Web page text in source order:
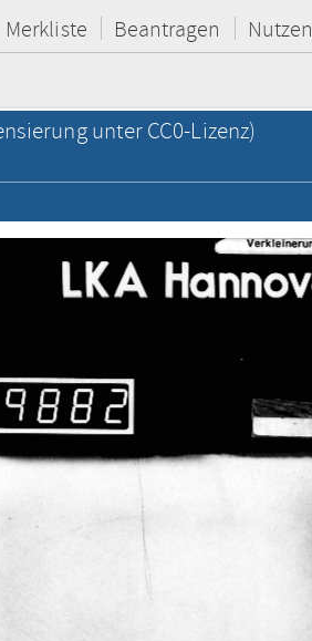
Merkliste Beantragen Nutzen
unter CC0-Lizenz)